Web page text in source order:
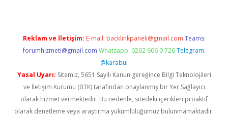
Reklam ve İletişim: E-mail: backlinkpaneli@gmail.com Teams:
forumhizmeti@gmail.com Whatsapp: 0262 606 0 726 Telegram:
@karabul
Yasal Uyarı: Sitemiz, 5651 Sayılı Kanun gereğince Bilgi Teknolojileri
ve İletişim Kurumu (BTK) tarafından onaylanmış bir Yer Sağlayıcı
olarak hizmet vermektedir. Bu nedenle, sitedeki içerikleri proaktif
olarak denetleme veya araştırma yükümlülüğümüz bulunmamaktadır.